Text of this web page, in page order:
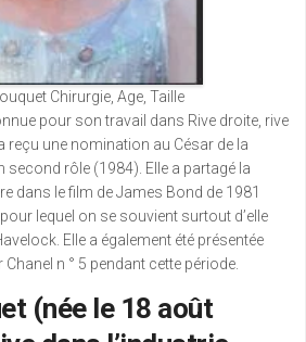
Chirurgie, Age, Taille
pour son travail dans Rive droite, rive
reçu une nomination au César de la
second rôle (1984). Elle a partagé la
dans le film de James Bond de 1981
lequel on se souvient surtout d’elle
Elle a également été présentée
n ° 5 pendant cette période.
(née le 18 août